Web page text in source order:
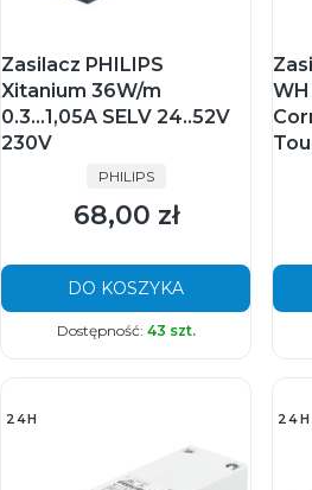
Zasilacz PHILIPS
Xitanium 36W/m
0.3...1,05A SELV 24..52V
230V
PRODUCENT
PHILIPS
Cena
68,00 zł
DO KOSZYKA
Dostępność: 43 szt.
WH
24H 24H